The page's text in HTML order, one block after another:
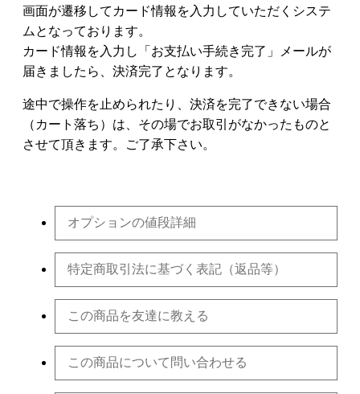
画面が遷移してカード情報を入力していただくシステ
ムとなっております。
カード情報を入力し「お支払い手続き完了」メールが
届きましたら、決済完了となります。
途中で操作を止められたり、決済を完了できない場合
（カート落ち）は、その場でお取引がなかったものと
させて頂きます。ご了承下さい。
オプションの値段詳細
特定商取引法に基づく表記（返品等）
この商品を友達に教える
この商品について問い合わせる